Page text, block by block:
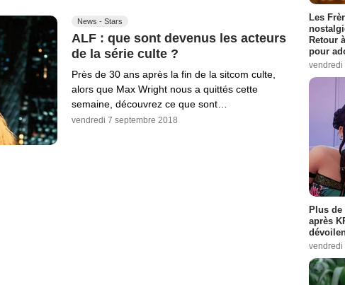
News - Stars
ALF : que sont devenus les acteurs
de la série culte ?
Près de 30 ans après la fin de la sitcom culte,
alors que Max Wright nous a quittés cette
semaine, découvrez ce que sont…
vendredi 7 septembre 2018
Les
Retour
pour
vendredi
Plus
après
vendredi